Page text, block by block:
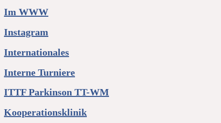
Im WWW
Instagram
Internationales
Interne Turniere
ITTF Parkinson TT-WM
Kooperationsklinik